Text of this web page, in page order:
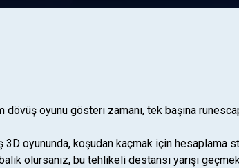
oyunu gösteri zamanı, tek başına
oyununda, koşudan kaçmak için hesaplama
olursanız, bu tehlikeli destansı yarışı